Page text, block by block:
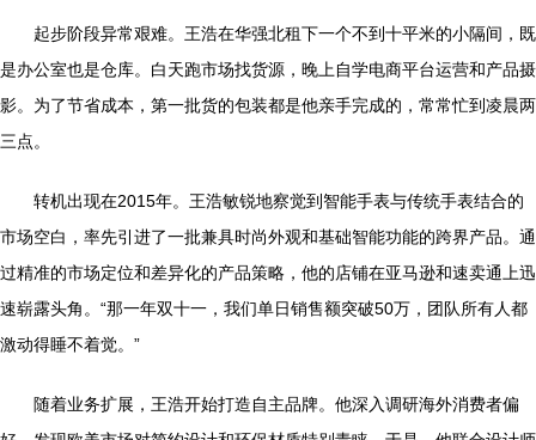
起步阶段异常艰难。王浩在华强北租下一个不到十平米的小隔间，既
是办公室也是仓库。白天跑市场找货源，晚上自学电商平台运营和产品摄
影。为了节省成本，第一批货的包装都是他亲手完成的，常常忙到凌晨两
三点。
转机出现在2015年。王浩敏锐地察觉到智能手表与传统手表结合的
市场空白，率先引进了一批兼具时尚外观和基础智能功能的跨界产品。通
过精准的市场定位和差异化的产品策略，他的店铺在亚马逊和速卖通上迅
速崭露头角。“那一年双十一，我们单日销售额突破50万，团队所有人都
激动得睡不着觉。”
随着业务扩展，王浩开始打造自主品牌。他深入调研海外消费者偏